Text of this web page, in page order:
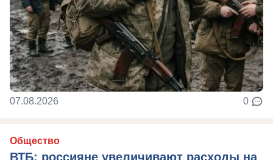
07.08.2026 0
Общество
ВТБ: россияне увеличивают расходы на